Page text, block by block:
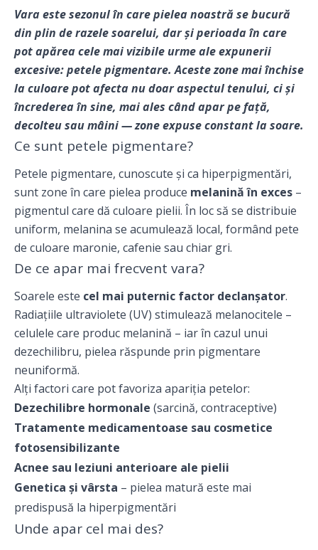
Vara este sezonul în care pielea noastră se bucură
din plin de razele soarelui, dar și perioada în care
pot apărea cele mai vizibile urme ale expunerii
excesive: petele pigmentare. Aceste zone mai închise
la culoare pot afecta nu doar aspectul tenului, ci și
încrederea în sine, mai ales când apar pe față,
decolteu sau mâini — zone expuse constant la soare.
Ce sunt petele pigmentare?
Petele pigmentare, cunoscute și ca hiperpigmentări,
sunt zone în care pielea produce melanină în exces –
pigmentul care dă culoare pielii. În loc să se distribuie
uniform, melanina se acumulează local, formând pete
de culoare maronie, cafenie sau chiar gri.
De ce apar mai frecvent vara?
Soarele este cel mai puternic factor declanșator.
Radiațiile ultraviolete (UV) stimulează melanocitele –
celulele care produc melanină – iar în cazul unui
dezechilibru, pielea răspunde prin pigmentare
neuniformă.
Alți factori care pot favoriza apariția petelor:
Dezechilibre hormonale (sarcină, contraceptive)
Tratamente medicamentoase sau cosmetice
fotosensibilizante
Acnee sau leziuni anterioare ale pielii
Genetica și vârsta – pielea matură este mai
predispusă la hiperpigmentări
Unde apar cel mai des?